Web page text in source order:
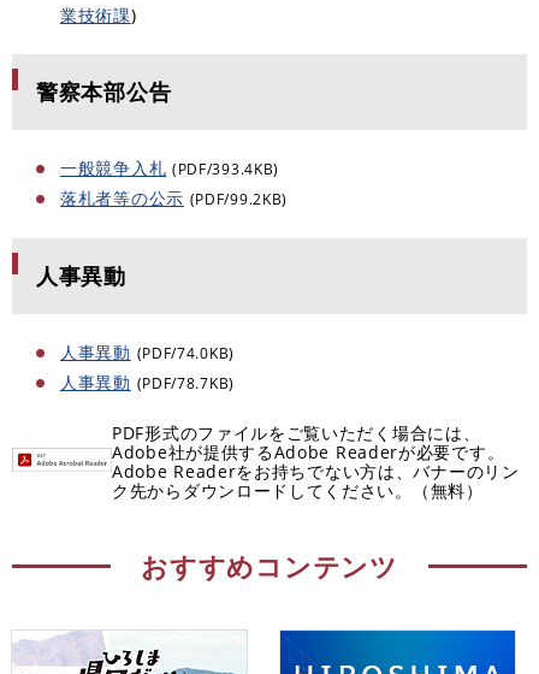
業技術課)
警察本部公告
一般競争入札 (PDF/393.4KB)
落札者等の公示 (PDF/99.2KB)
人事異動
人事異動 (PDF/74.0KB)
人事異動 (PDF/78.7KB)
PDF形式のファイルをご覧いただく場合には、
Adobe社が提供するAdobe Readerが必要です。
Adobe Readerをお持ちでない方は、バナーのリン
ク先からダウンロードしてください。（無料）
おすすめコンテンツ